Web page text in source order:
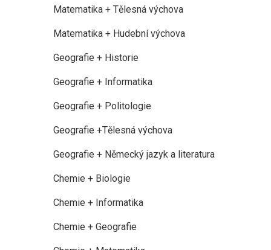
Matematika + Tělesná výchova
Matematika + Hudební výchova
Geografie + Historie
Geografie + Informatika
Geografie + Politologie
Geografie +Tělesná výchova
Geografie + Německý jazyk a literatura
Chemie + Biologie
Chemie + Informatika
Chemie + Geografie